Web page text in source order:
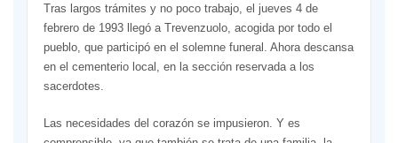
Tras largos trámites y no poco trabajo, el jueves 4 de
febrero de 1993 llegó a Trevenzuolo, acogida por todo el
pueblo, que participó en el solemne funeral. Ahora descansa
en el cementerio local, en la sección reservada a los
sacerdotes.
Las necesidades del corazón se impusieron. Y es